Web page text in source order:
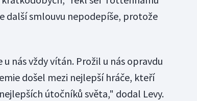
další smlouvu nepodepíše, protože
nás vždy vítán. Prožil u nás opravdu
došel mezi nejlepší hráče, kteří
útočníků světa," dodal Levy.